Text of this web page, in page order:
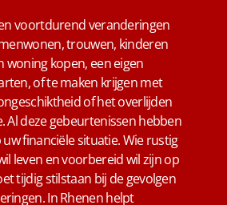
voortdurend veranderingen
trouwen, kinderen
woning kopen, een eigen
of te maken krijgen met
of het overlijden
Al deze gebeurtenissen hebben
financiële situatie. Wie rustig
leven en voorbereid wil zijn op
tijdig stilstaan bij de gevolgen
In Rhenen helpt